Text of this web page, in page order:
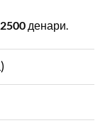
2500 денари.